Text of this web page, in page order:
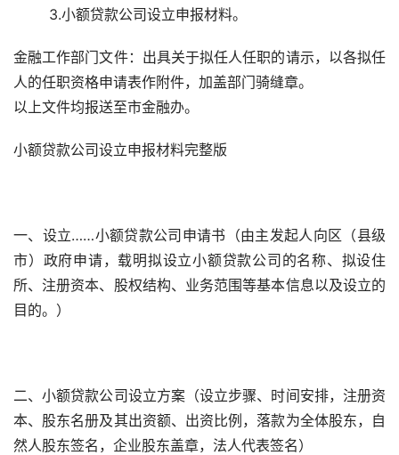
3.小额贷款公司设立申报材料。
金融工作部门文件：出具关于拟任人任职的请示，以各拟任
人的任职资格申请表作附件，加盖部门骑缝章。
以上文件均报送至市金融办。
小额贷款公司设立申报材料完整版
一、设立……小额贷款公司申请书（由主发起人向区（县级
市）政府申请，载明拟设立小额贷款公司的名称、拟设住
所、注册资本、股权结构、业务范围等基本信息以及设立的
目的。）
二、小额贷款公司设立方案（设立步骤、时间安排，注册资
本、股东名册及其出资额、出资比例，落款为全体股东，自
然人股东签名，企业股东盖章，法人代表签名）